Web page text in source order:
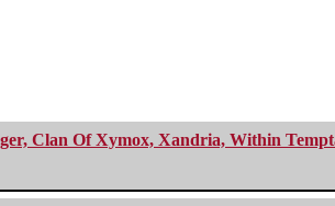
Clan Of Xymox, Xandria, Within